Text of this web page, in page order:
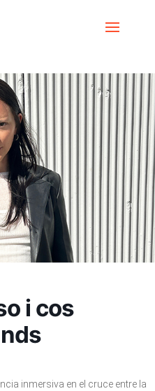
Dimecres de so i cos Secrets
i cos
inmersiva en el cruce entre la